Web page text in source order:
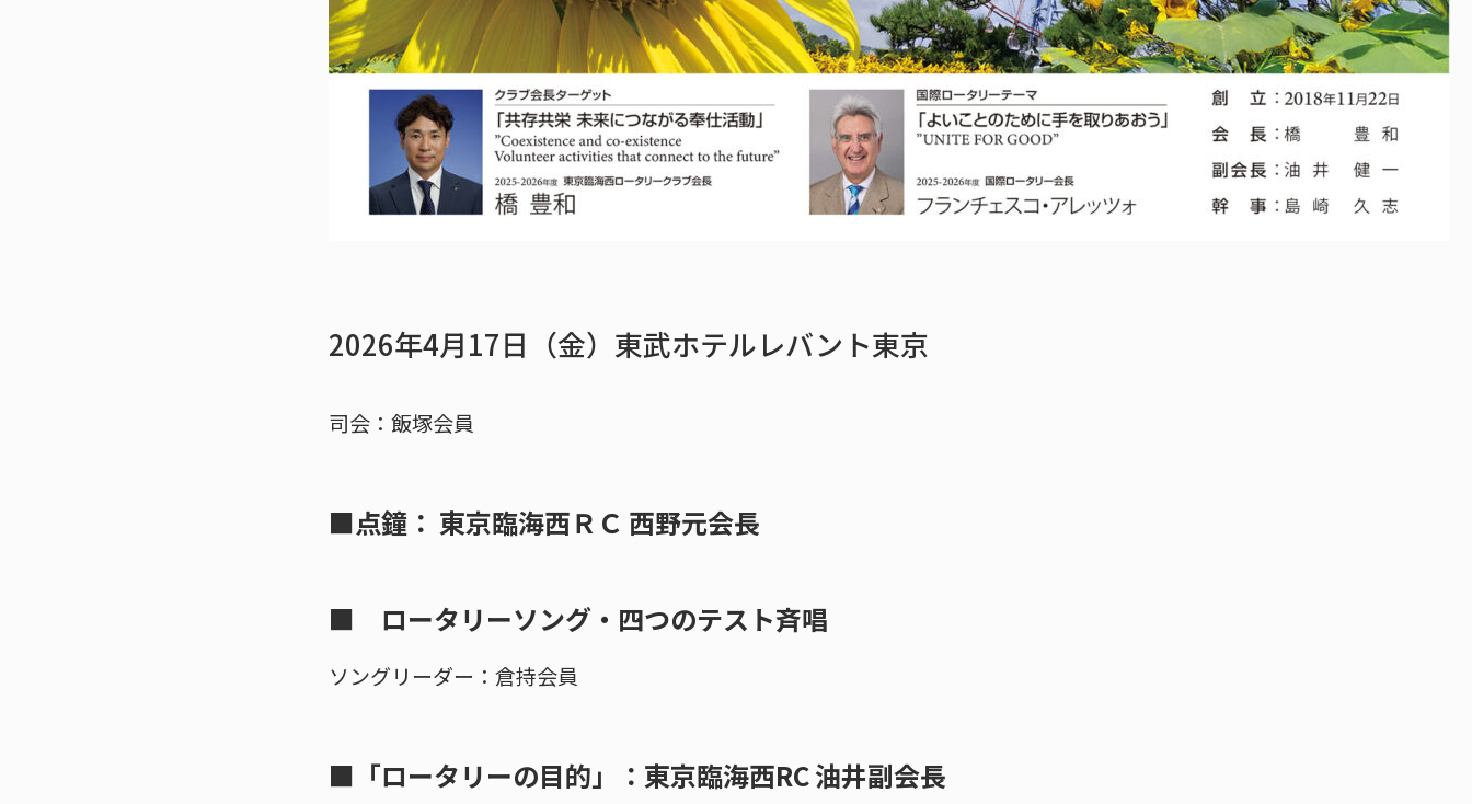
2026年4月17日（金）東武ホテルレバント東京
司会：飯塚会員
■点鐘： 東京臨海西ＲＣ 西野元会長
■ ロータリーソング・四つのテスト斉唱
ソングリーダー：倉持会員
■「ロータリーの目的」：東京臨海西RC 油井副会長